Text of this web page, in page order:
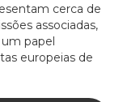
cerca de
associadas,
papel
europeias de